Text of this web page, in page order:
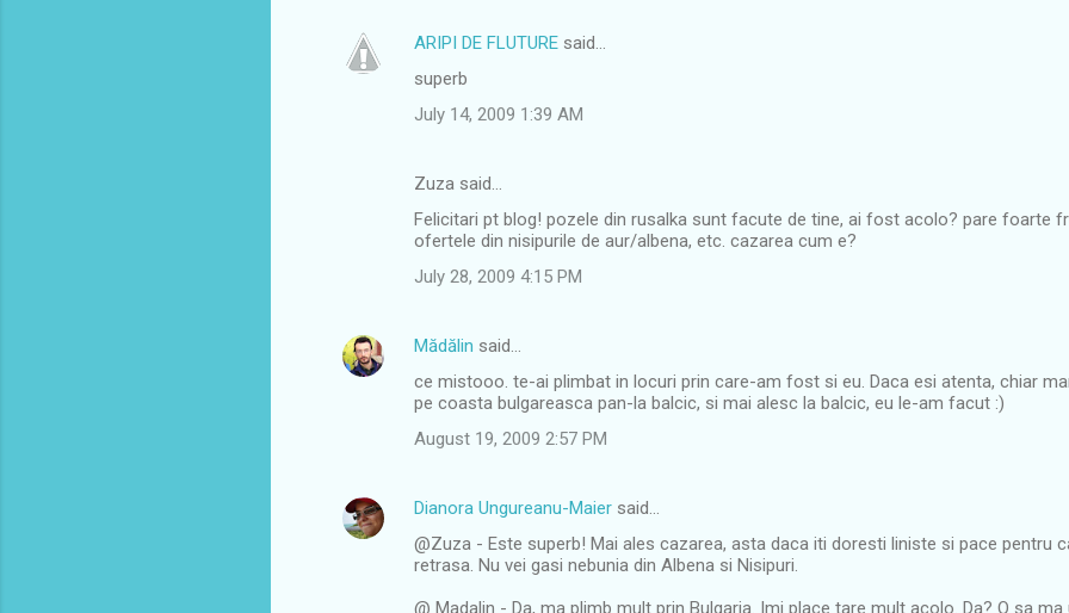
ARIPI DE FLUTURE said…
superb
July 14, 2009 1:39 AM
Zuza said…
Felicitari pt blog! pozele din rusalka sunt facute de tine, ai fost acolo? pare foarte
ofertele din nisipurile de aur/albena, etc. cazarea cum e?
July 28, 2009 4:15 PM
Mădălin said…
ce mistooo. te-ai plimbat in locuri prin care-am fost si eu. Daca esi atenta, chiar
pe coasta bulgareasca pan-la balcic, si mai alesc la balcic, eu le-am facut :)
August 19, 2009 2:57 PM
Dianora Ungureanu-Maier said…
@Zuza - Este superb! Mai ales cazarea, asta daca iti doresti liniste si pace pentru
retrasa. Nu vei gasi nebunia din Albena si Nisipuri.
@ Madalin - Da, ma plimb mult prin Bulgaria. Imi place tare mult acolo. Da? O sa